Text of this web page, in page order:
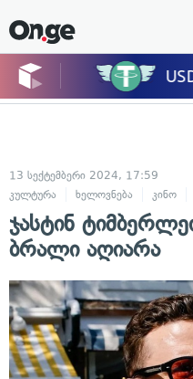
13 სექტემბერი 2024, 17:59
კულტურა
ხელოვნება კინო
ჯასტინ
ბრალი აღიარა